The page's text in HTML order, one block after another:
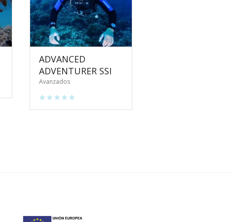
ADVANCED
ADVENTURER SSI
Avanzados